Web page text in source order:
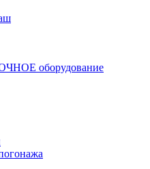
оборудование